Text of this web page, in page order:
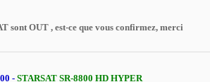
sont OUT , est-ce que vous confirmez, merci
-STARSAT SR-8800 HD HYPER